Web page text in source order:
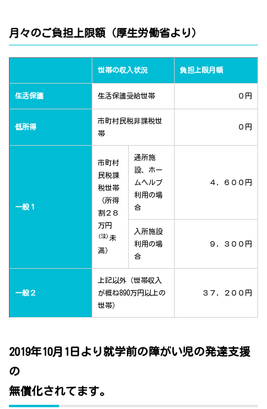
月々のご負担上限額（厚生労働省より）
世帯の収入状況 負担上限月額
生活保護 生活保護受給世帯 ０円
低所得
市町村民税非課税世
帯
０円
一般１
市町村
民税課
税世帯
（所得
割２８
万円
(注) 未
満）
通所施
設、ホー
ムヘルプ
利用の場
合
４，６００円
入所施設
利用の場
合
９，３００円
一般２
上記以外（世帯収入
が概ね890万円以上の
世帯）
３７，２００円
2019年10月1日より就学前の障がい児の発達支援
の
無償化されてます。